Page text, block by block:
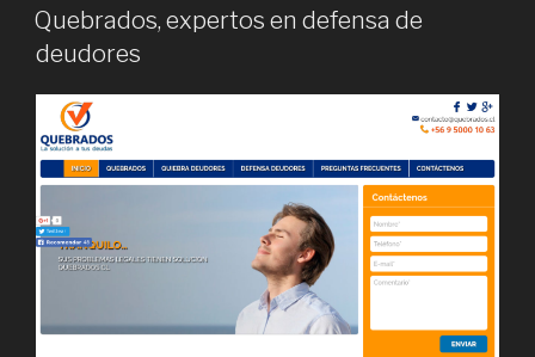
ON
Quebrados, expertos en defensa de
deudores